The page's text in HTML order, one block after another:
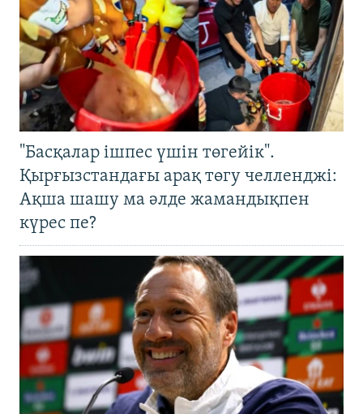
"Басқалар ішпес үшін төгейік".
Қырғызстандағы арақ төгу челленджі:
Ақша шашу ма әлде жамандықпен
күрес пе?